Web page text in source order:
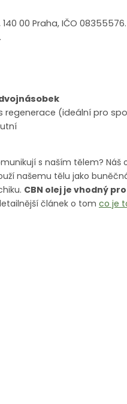
00 Praha, IČO
.
regenerace (ideální pro
s naším tělem? Náš
našemu tělu jako
CBN olej je vhodný
článek o tom co je